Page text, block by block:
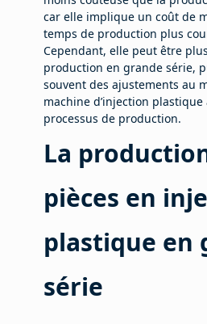
car elle implique un coût de
temps de production plus
Cependant, elle peut être
production en grande série,
souvent des ajustements au
machine d’injection
processus de production.
La
pièces en
plastique en
série